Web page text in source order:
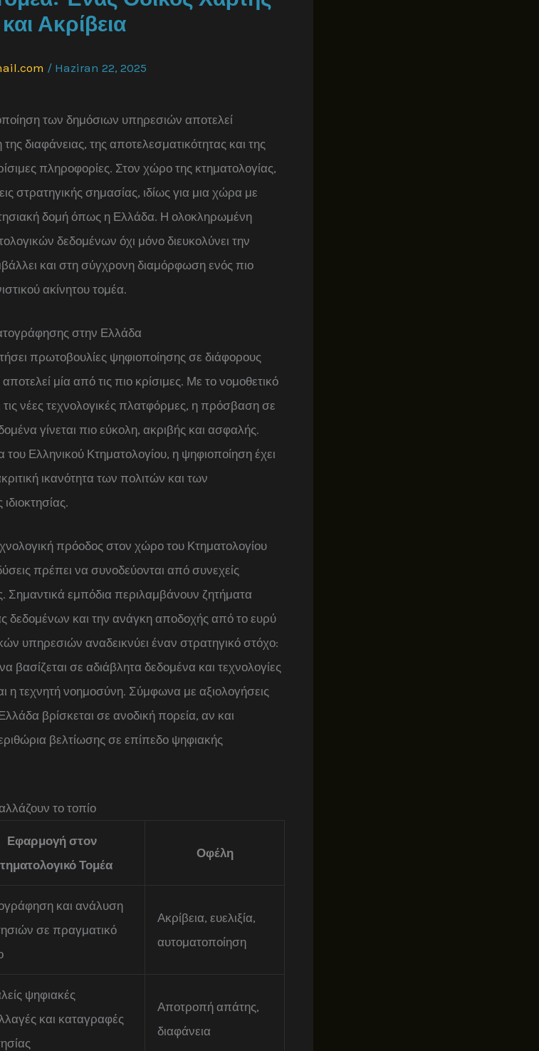
Ακρίβεια
/ Haziran 22, 2025
των δημόσιων υπηρεσιών αποτελεί
διαφάνειας, της αποτελεσματικότητας και της
πληροφορίες. Στον χώρο της κτηματολογίας,
στρατηγικής σημασίας, ιδίως για μια χώρα με
δομή όπως η Ελλάδα. Η ολοκληρωμένη
δεδομένων όχι μόνο διευκολύνει την
και στη σύγχρονη διαμόρφωση ενός πιο
ακίνητου τομέα.
στην Ελλάδα
πρωτοβουλίες ψηφιοποίησης σε διάφορους
μία από τις πιο κρίσιμες. Με το νομοθετικό
τις νέες τεχνολογικές πλατφόρμες, η πρόσβαση σε
γίνεται πιο εύκολη, ακριβής και ασφαλής.
του Ελληνικού Κτηματολογίου, η ψηφιοποίηση έχει
ικανότητα των πολιτών και των
πρόοδος στον χώρο του Κτηματολογίου
πρέπει να συνοδεύονται από συνεχείς
Σημαντικά εμπόδια περιλαμβάνουν ζητήματα
δεδομένων και την ανάγκη αποδοχής από το ευρύ
υπηρεσιών αναδεικνύει έναν στρατηγικό στόχο:
βασίζεται σε αδιάβλητα δεδομένα και τεχνολογίες
τεχνητή νοημοσύνη. Σύμφωνα με αξιολογήσεις
βρίσκεται σε ανοδική πορεία, αν και
βελτίωσης σε επίπεδο ψηφιακής
το τοπίο
Εφαρμογή στον
Τομέα
Οφέλη
και ανάλυση
σε πραγματικό
Ακρίβεια, ευελιξία,
αυτοματοποίηση
ψηφιακές
και καταγραφές
Αποτροπή απάτης,
διαφάνεια